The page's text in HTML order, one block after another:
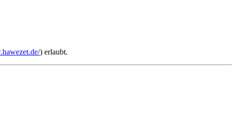
) erlaubt.